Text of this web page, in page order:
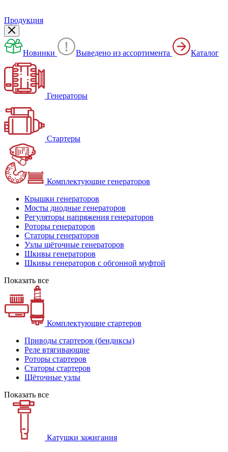
Продукция
Новинки Выведено из ассортимента Каталог
Генераторы
Стартеры
Комплектующие генераторов
Крышки генераторов
Мосты диодные генераторов
Регуляторы напряжения генераторов
Роторы генераторов
Статоры генераторов
Узлы щёточные генераторов
Шкивы генераторов
Шкивы генераторов с обгонной муфтой
Показать все
Комплектующие стартеров
Приводы стартеров (бендиксы)
Реле втягивающие
Роторы стартеров
Статоры стартеров
Щёточные узлы
Показать все
Катушки зажигания